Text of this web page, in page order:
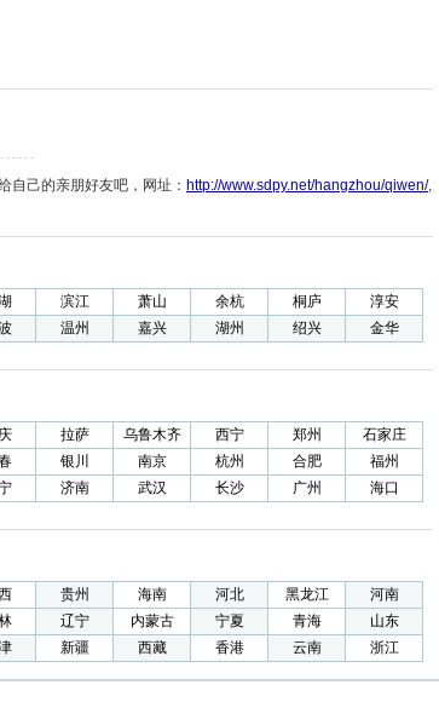
自己的亲朋好友吧，网址： http://www.sdpy.net/hangzhou/qiwen/,
滨江 萧山 余杭 桐庐
淳安
温州 嘉兴 湖州 绍兴
金华
拉萨 乌鲁木齐 西宁 郑州
石家庄
银川 南京 杭州 合肥
福州
济南 武汉 长沙 广州
海口
贵州 海南 河北 黑龙江
河南
辽宁 内蒙古 宁夏 青海
山东
新疆 西藏 香港 云南 浙江